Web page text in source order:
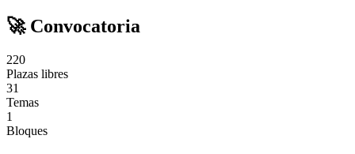
🚀 Convocatoria
220
Plazas libres
31
Temas
1
Bloques